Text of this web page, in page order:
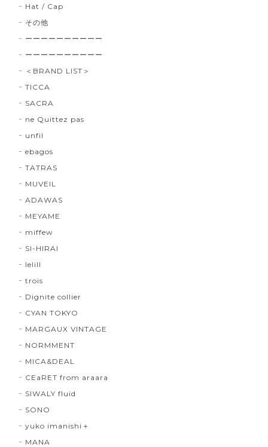
Hat / Cap
その他
ーーーーーーーーーー
ーーーーーーーーーー
＜BRAND LIST＞
TICCA
SACRA
ne Quittez pas
unfil
ebagos
TATRAS
MUVEIL
ADAWAS
MEYAME
miffew
SI-HIRAI
lelill
trois
Dignite collier
CYAN TOKYO
MARGAUX VINTAGE
NORMMENT
MICA&DEAL
CEaRET from araara
SIWALY fluid
SONO
yuko imanishi＋
MANA